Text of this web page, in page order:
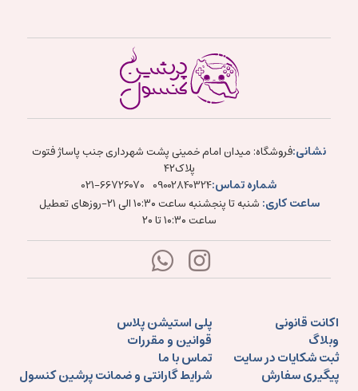
نشانی:فروشگاه: میدان امام خمینی پشت شهرداری جنب پاساژ فتوت
پلاک۴۲
شماره تماس:09002840324
021-66726070
ساعت کاری:
شنبه تا پنجشنبه ساعت ۱۰:۳۰ الی ۲۱-روزهای تعطیل
ساعت ۱۰:۳۰ تا ۲۰
اکانت قانونی
پلی استیشن پلاس
وبلاگ
قوانین و مقررات
ثبت شکایات در سایت
تماس با ما
پیگیری سفارش
شرایط گارانتی و ضمانت پرشین کنسول